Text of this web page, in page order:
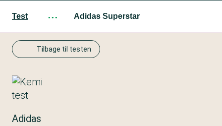
Test ··· Adidas Superstar
Tilbage til testen
Adidas